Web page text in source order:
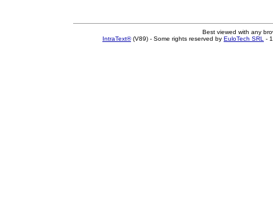
Best viewed with any
IntraText®(V89) - Some rights reserved by EuloTech SRL -